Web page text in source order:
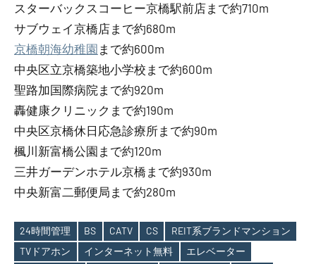
スターバックスコーヒー京橋駅前店まで約710m
サブウェイ京橋店まで約680m
京橋朝海幼稚園 まで約600m
中央区立京橋築地小学校まで約600m
聖路加国際病院まで約920m
轟健康クリニックまで約190m
中央区京橋休日応急診療所まで約90m
楓川新富橋公園まで約120m
三井ガーデンホテル京橋まで約930m
中央新富二郵便局まで約280m
24時間管理 BS CATV CS
REIT系ブランドマンション
TVドアホン
インターネット無料
エレベーター